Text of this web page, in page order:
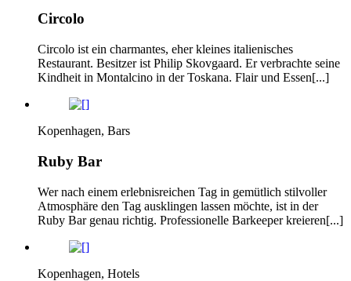
Circolo
Circolo ist ein charmantes, eher kleines italienisches
Restaurant. Besitzer ist Philip Skovgaard. Er verbrachte seine
Kindheit in Montalcino in der Toskana. Flair und Essen[...]
Kopenhagen, Bars
Ruby Bar
Wer nach einem erlebnisreichen Tag in gemütlich stilvoller
Atmosphäre den Tag ausklingen lassen möchte, ist in der
Ruby Bar genau richtig. Professionelle Barkeeper kreieren[...]
Kopenhagen, Hotels